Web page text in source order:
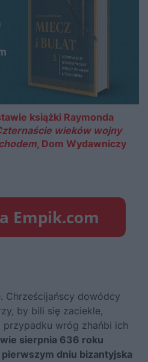
książki Raymonda
wieków wojny
, Dom Wydawniczy
Chrześcijańscy dowódcy
by bili się zaciekle,
wróg zhańbi ich
sierpnia 636 roku
dniu bizantyjska